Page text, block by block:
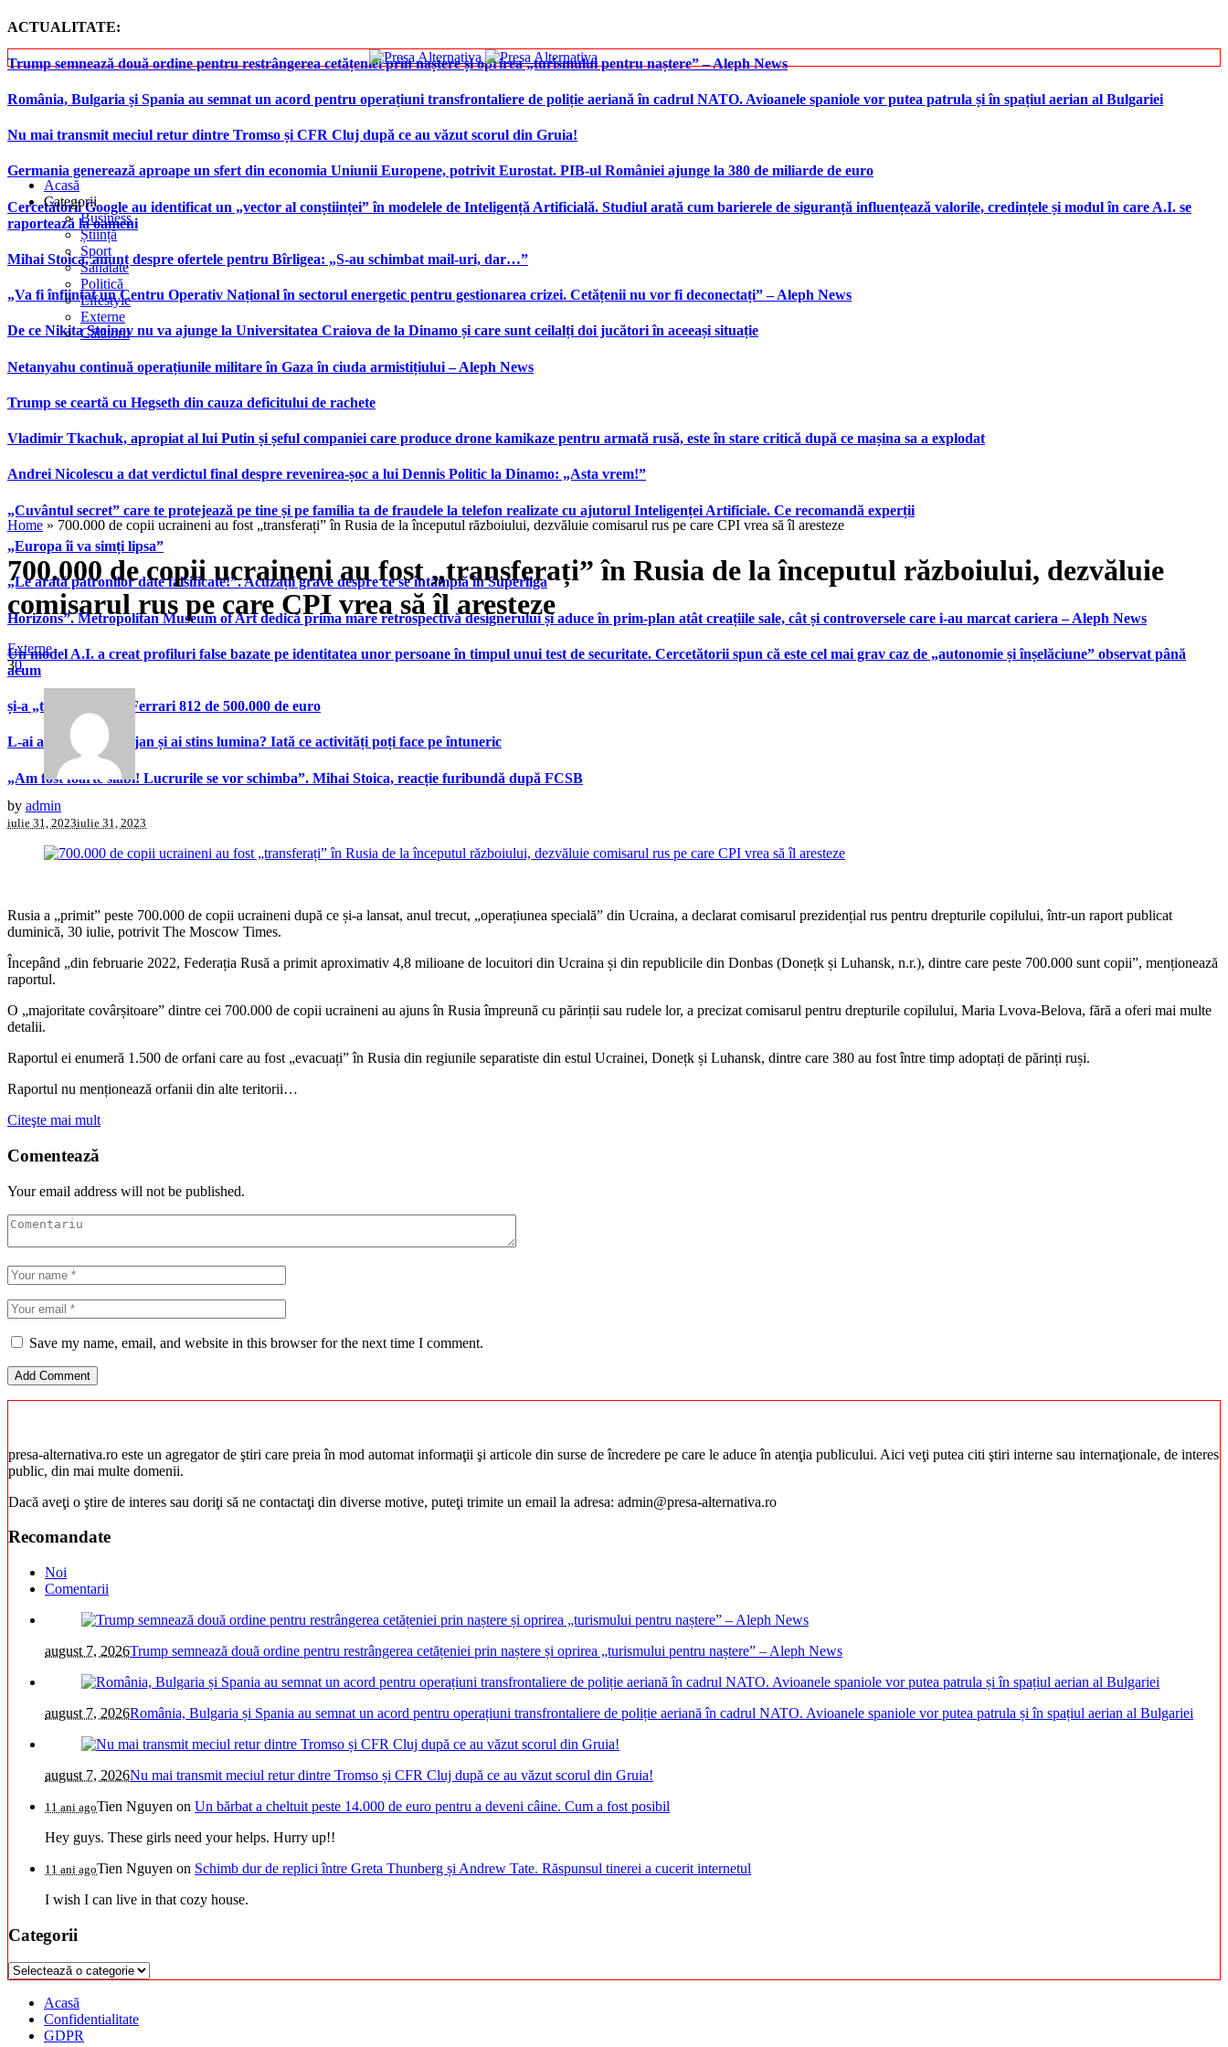
ACTUALITATE:
Trump semnează două ordine pentru restrângerea cetățeniei prin naștere și oprirea „turismului pentru naștere” – Aleph News
România, Bulgaria și Spania au semnat un acord pentru operațiuni transfrontaliere de poliție aeriană în cadrul NATO. Avioanele spaniole vor putea patrula și în spațiul aerian al Bulgariei
Nu mai transmit meciul retur dintre Tromso și CFR Cluj după ce au văzut scorul din Gruia!
Germania generează aproape un sfert din economia Uniunii Europene, potrivit Eurostat. PIB-ul României ajunge la 380 de miliarde de euro
Cercetătorii Google au identificat un „vector al conștiinței” în modelele de Inteligență Artificială. Studiul arată cum barierele de siguranță influențează valorile, credințele și modul în care A.I. se
raportează la oameni
Mihai Stoica, anunț despre ofertele pentru Bîrligea: „S-au schimbat mail-uri, dar…”
„Va fi înființat un Centru Operativ Național în sectorul energetic pentru gestionarea crizei. Cetățenii nu vor fi deconectați” – Aleph News
De ce Nikita Stoinov nu va ajunge la Universitatea Craiova de la Dinamo și care sunt ceilalți doi jucători în aceeași situație
Netanyahu continuă operațiunile militare în Gaza în ciuda armistițiului – Aleph News
Trump se ceartă cu Hegseth din cauza deficitului de rachete
Vladimir Tkachuk, apropiat al lui Putin și șeful companiei care produce drone kamikaze pentru armată rusă, este în stare critică după ce mașina sa a explodat
Andrei Nicolescu a dat verdictul final despre revenirea-șoc a lui Dennis Politic la Dinamo: „Asta vrem!”
„Cuvântul secret” care te protejează pe tine și pe familia ta de fraudele la telefon realizate cu ajutorul Inteligenței Artificiale. Ce recomandă experții
„Europa îi va simți lipsa”
„Le arată patronilor date falsificate!”. Acuzații grave despre ce se întâmplă în Superliga
Horizons”. Metropolitan Museum of Art dedică prima mare retrospectivă designerului și aduce în prim-plan atât creațiile sale, cât și controversele care i-au marcat cariera – Aleph News
Un model A.I. a creat profiluri false bazate pe identitatea unor persoane în timpul unui test de securitate. Cercetătorii spun că este cel mai grav caz de „autonomie și înșelăciune” observat până
acum
și-a „tunat” bolidul Ferrari 812 de 500.000 de euro
L-ai ascultat pe Bolojan și ai stins lumina? Iată ce activități poți face pe întuneric
„Am fost foarte slabi! Lucrurile se vor schimba”. Mihai Stoica, reacție furibundă după FCSB
Acasă
Categorii
Business
Știință
Sport
Sănătate
Politică
Lifestyle
Externe
Călătorii
Home » 700.000 de copii ucraineni au fost „transferați” în Rusia de la începutul războiului, dezvăluie comisarul rus pe care CPI vrea să îl aresteze
700.000 de copii ucraineni au fost „transferați” în Rusia de la începutul războiului, dezvăluie
comisarul rus pe care CPI vrea să îl aresteze
Externe
30
by admin
iulie 31, 2023iulie 31, 2023
Rusia a „primit” peste 700.000 de copii ucraineni după ce și-a lansat, anul trecut, „operațiunea specială” din Ucraina, a declarat comisarul prezidențial rus pentru drepturile copilului, într-un raport publicat
duminică, 30 iulie, potrivit The Moscow Times.
Începând „din februarie 2022, Federația Rusă a primit aproximativ 4,8 milioane de locuitori din Ucraina și din republicile din Donbas (Donețk și Luhansk, n.r.), dintre care peste 700.000 sunt copii”, menționează
raportul.
O „majoritate covârșitoare” dintre cei 700.000 de copii ucraineni au ajuns în Rusia împreună cu părinții sau rudele lor, a precizat comisarul pentru drepturile copilului, Maria Lvova-Belova, fără a oferi mai multe
detalii.
Raportul ei enumeră 1.500 de orfani care au fost „evacuați” în Rusia din regiunile separatiste din estul Ucrainei, Donețk și Luhansk, dintre care 380 au fost între timp adoptați de părinți ruși.
Raportul nu menționează orfanii din alte teritorii…
Citeşte mai mult
Comentează
Your email address will not be published.
Save my name, email, and website in this browser for the next time I comment.
presa-alternativa.ro este un agregator de ştiri care preia în mod automat informaţii şi articole din surse de încredere pe care le aduce în atenţia publicului. Aici veţi putea citi ştiri interne sau internaţionale, de interes
public, din mai multe domenii.
Dacă aveţi o ştire de interes sau doriţi să ne contactaţi din diverse motive, puteţi trimite un email la adresa: admin@presa-alternativa.ro
Recomandate
Noi
Comentarii
august 7, 2026Trump semnează două ordine pentru restrângerea cetățeniei prin naștere și oprirea „turismului pentru naștere” – Aleph News
august 7, 2026România, Bulgaria și Spania au semnat un acord pentru operațiuni transfrontaliere de poliție aeriană în cadrul NATO. Avioanele spaniole vor putea patrula și în spațiul aerian al Bulgariei
august 7, 2026Nu mai transmit meciul retur dintre Tromso și CFR Cluj după ce au văzut scorul din Gruia!
11 ani agoTien Nguyen on Un bărbat a cheltuit peste 14.000 de euro pentru a deveni câine. Cum a fost posibil
Hey guys. These girls need your helps. Hurry up!!
11 ani agoTien Nguyen on Schimb dur de replici între Greta Thunberg și Andrew Tate. Răspunsul tinerei a cucerit internetul
I wish I can live in that cozy house.
Categorii
Categorii
Acasă
Confidentialitate
GDPR